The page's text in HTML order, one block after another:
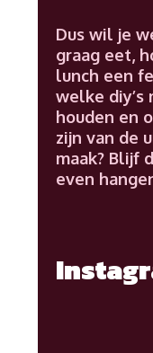
Dus wil je
graag eet,
lunch een
welke diy’s
houden en
zijn van de
maak? Blijf
even